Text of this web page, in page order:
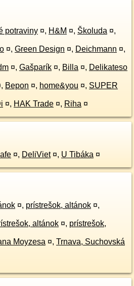
potraviny ¤, H&M ¤, Školuda ¤,
¤, Green Design ¤, Deichmann ¤,
¤, Gašparík ¤, Billa ¤, Delikateso
, Bepon ¤, home&you ¤, SUPER
¤, HAK Trade ¤, Riha ¤
¤, DeliViet ¤, U Tibáka ¤
¤, prístrešok, altánok ¤,
altánok ¤, prístrešok,
Moyzesa ¤, Trnava, Suchovská